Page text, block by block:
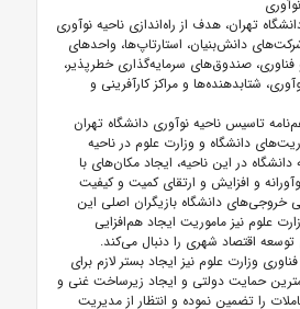
تهران، هدف از راه‌اندازی ناحیه نوآوری
دانش‌بنیان، استارتاپ‌ها، واحدهای
فناوری، صندوق‌های سرمایه‌گذاری خطرپذیر،
شتابدهنده‌ها و مراکز کارآفرینی و
تاسیس ناحیه نوآوری دانشگاه تهران
دانشگاه و وزارت علوم در ناحیه
در این ناحیه، ایجاد مکان‌های با
و افزایش و ارتقای کمیت و کیفیت
دانشگاه بازیگران اصلی این
علوم نیز ماموریت ایجاد هم‌افزایی
اقتصاد شهری را دنبال می‌کند.
وزارت علوم نیز ایجاد بستر لازم برای
حمایت دولتی و ایجاد زیرساخت غنی و
را تضمین نموده و انتظار از مدیریت